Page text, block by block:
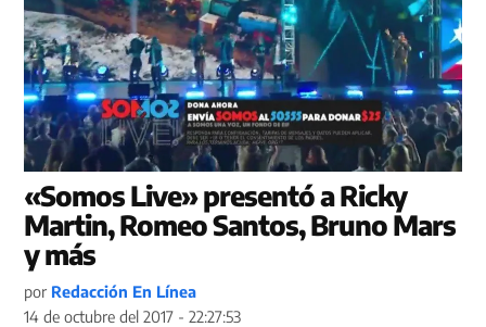
«Somos Live» presentó a Ricky
Martin, Romeo Santos, Bruno Mars
y más
por Redacción En Línea
14 de octubre del 2017 - 22:27:53